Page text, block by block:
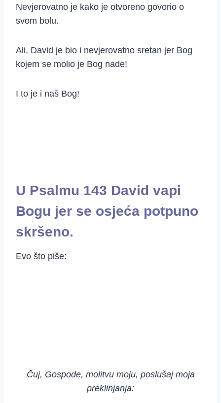
Nevjerovatno je kako je otvoreno govorio o
svom bolu.
Ali, David je bio i nevjerovatno sretan jer Bog
kojem se molio je Bog nade!
I to je i naš Bog!
U Psalmu 143 David vapi
Bogu jer se osjeća potpuno
skršeno.
Evo što piše:
Čuj, Gospode, molitvu moju, poslušaj moja
preklinjanja: